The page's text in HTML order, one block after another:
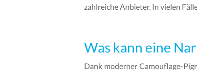
zahlreiche Anbieter. In vielen
Was kann eine
Dank moderner Camouflage-